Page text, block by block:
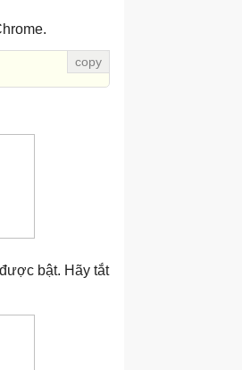
được bật. Hãy tắt